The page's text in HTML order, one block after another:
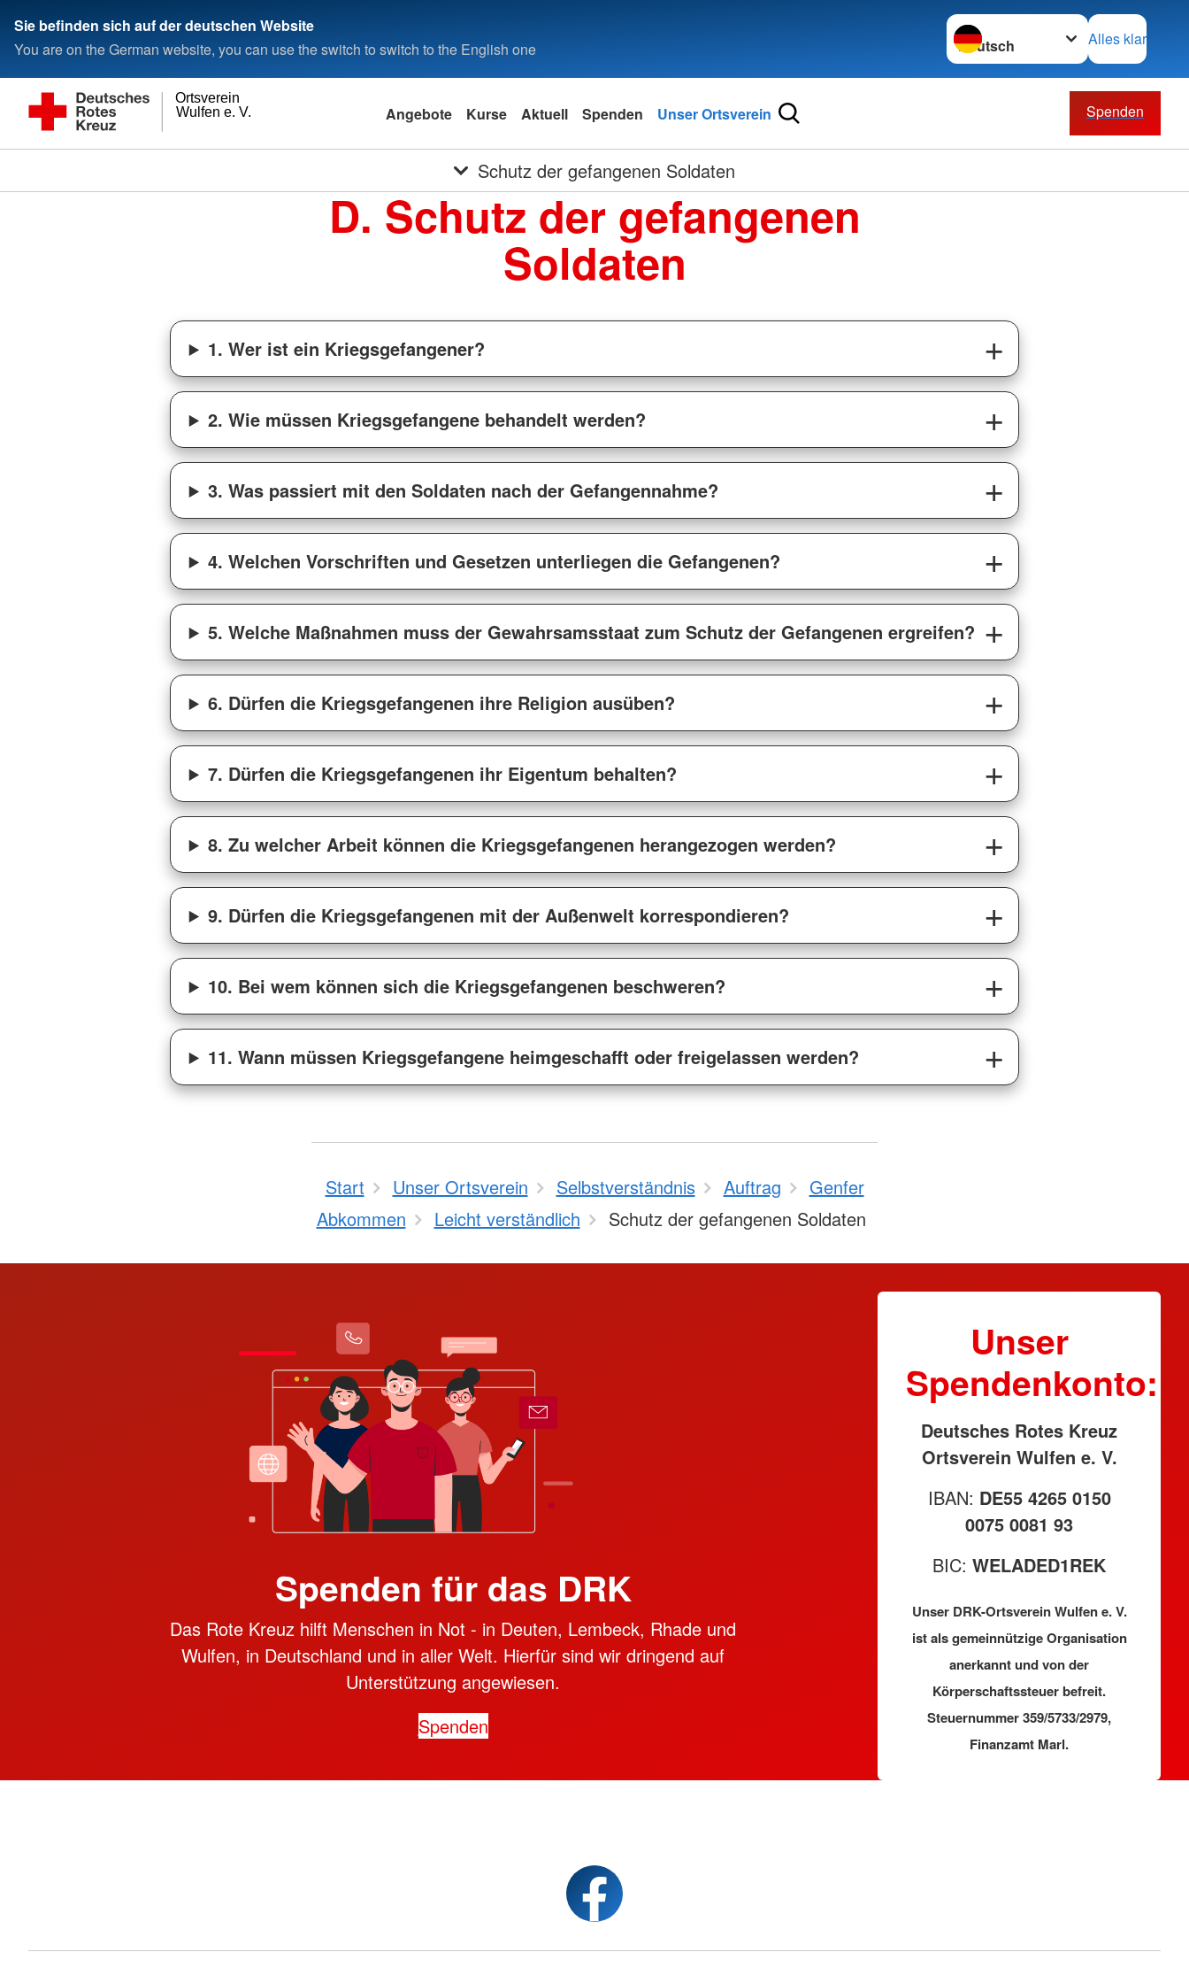
Sie befinden sich auf der deutschen Website
You are on the German website, you can use the switch to switch to the English one
Sprache wechseln zu
Alles klar
Wulfen e. V.
Ortsverein
Angebote Kurse Aktuell Spenden Unser Ortsverein Spenden
Schutz der gefangenen Soldaten
D. Schutz der gefangenen
Soldaten
1. Wer ist ein Kriegsgefangener?
2. Wie müssen Kriegsgefangene behandelt werden?
3. Was passiert mit den Soldaten nach der Gefangennahme?
4. Welchen Vorschriften und Gesetzen unterliegen die Gefangenen?
5. Welche Maßnahmen muss der Gewahrsamsstaat zum Schutz der Gefangenen ergreifen?
6. Dürfen die Kriegsgefangenen ihre Religion ausüben?
7. Dürfen die Kriegsgefangenen ihr Eigentum behalten?
8. Zu welcher Arbeit können die Kriegsgefangenen herangezogen werden?
9. Dürfen die Kriegsgefangenen mit der Außenwelt korrespondieren?
10. Bei wem können sich die Kriegsgefangenen beschweren?
11. Wann müssen Kriegsgefangene heimgeschafft oder freigelassen werden?
Start Unser Ortsverein Selbstverständnis Auftrag
Genfer
Abkommen
Leicht verständlich Schutz der gefangenen Soldaten
Spenden für das DRK
Das Rote Kreuz hilft Menschen in Not - in Deuten, Lembeck, Rhade und
Wulfen, in Deutschland und in aller Welt. Hierfür sind wir dringend auf
Unterstützung angewiesen.
Spenden
Unser
Spendenkonto:
Deutsches Rotes Kreuz
Ortsverein Wulfen e. V.
IBAN: DE55 4265 0150
0075 0081 93
BIC: WELADED1REK
Unser DRK-Ortsverein Wulfen e. V.
ist als gemeinnützige Organisation
anerkannt und von der
Körperschaftssteuer befreit.
Steuernummer 359/5733/2979,
Finanzamt Marl.